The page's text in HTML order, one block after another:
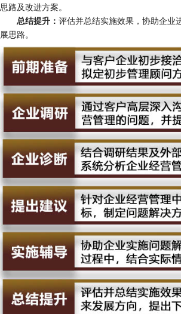
思路及改进方案。
总结提升： 评估并总结实施效果，协助企业
展思路。